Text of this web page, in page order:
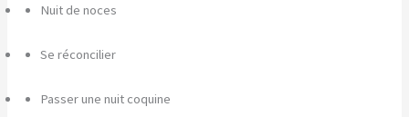
Nuit de noces
Se réconcilier
Passer une nuit coquine